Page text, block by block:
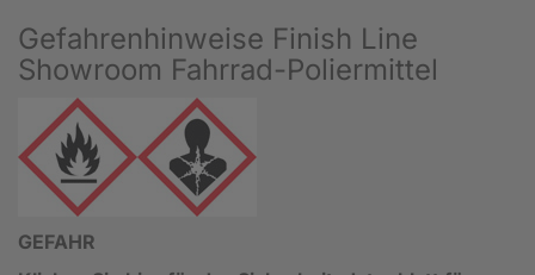
Gefahrenhinweise Finish Line
Showroom Fahrrad-Poliermittel
GEFAHR